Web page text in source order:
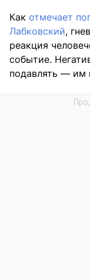
Как отмечает
Лабковский,
реакция
событие.
подавлять — им